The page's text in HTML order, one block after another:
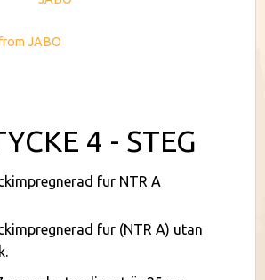
JABO
4 - STEG
fur NTR A
fur (NTR A) utan